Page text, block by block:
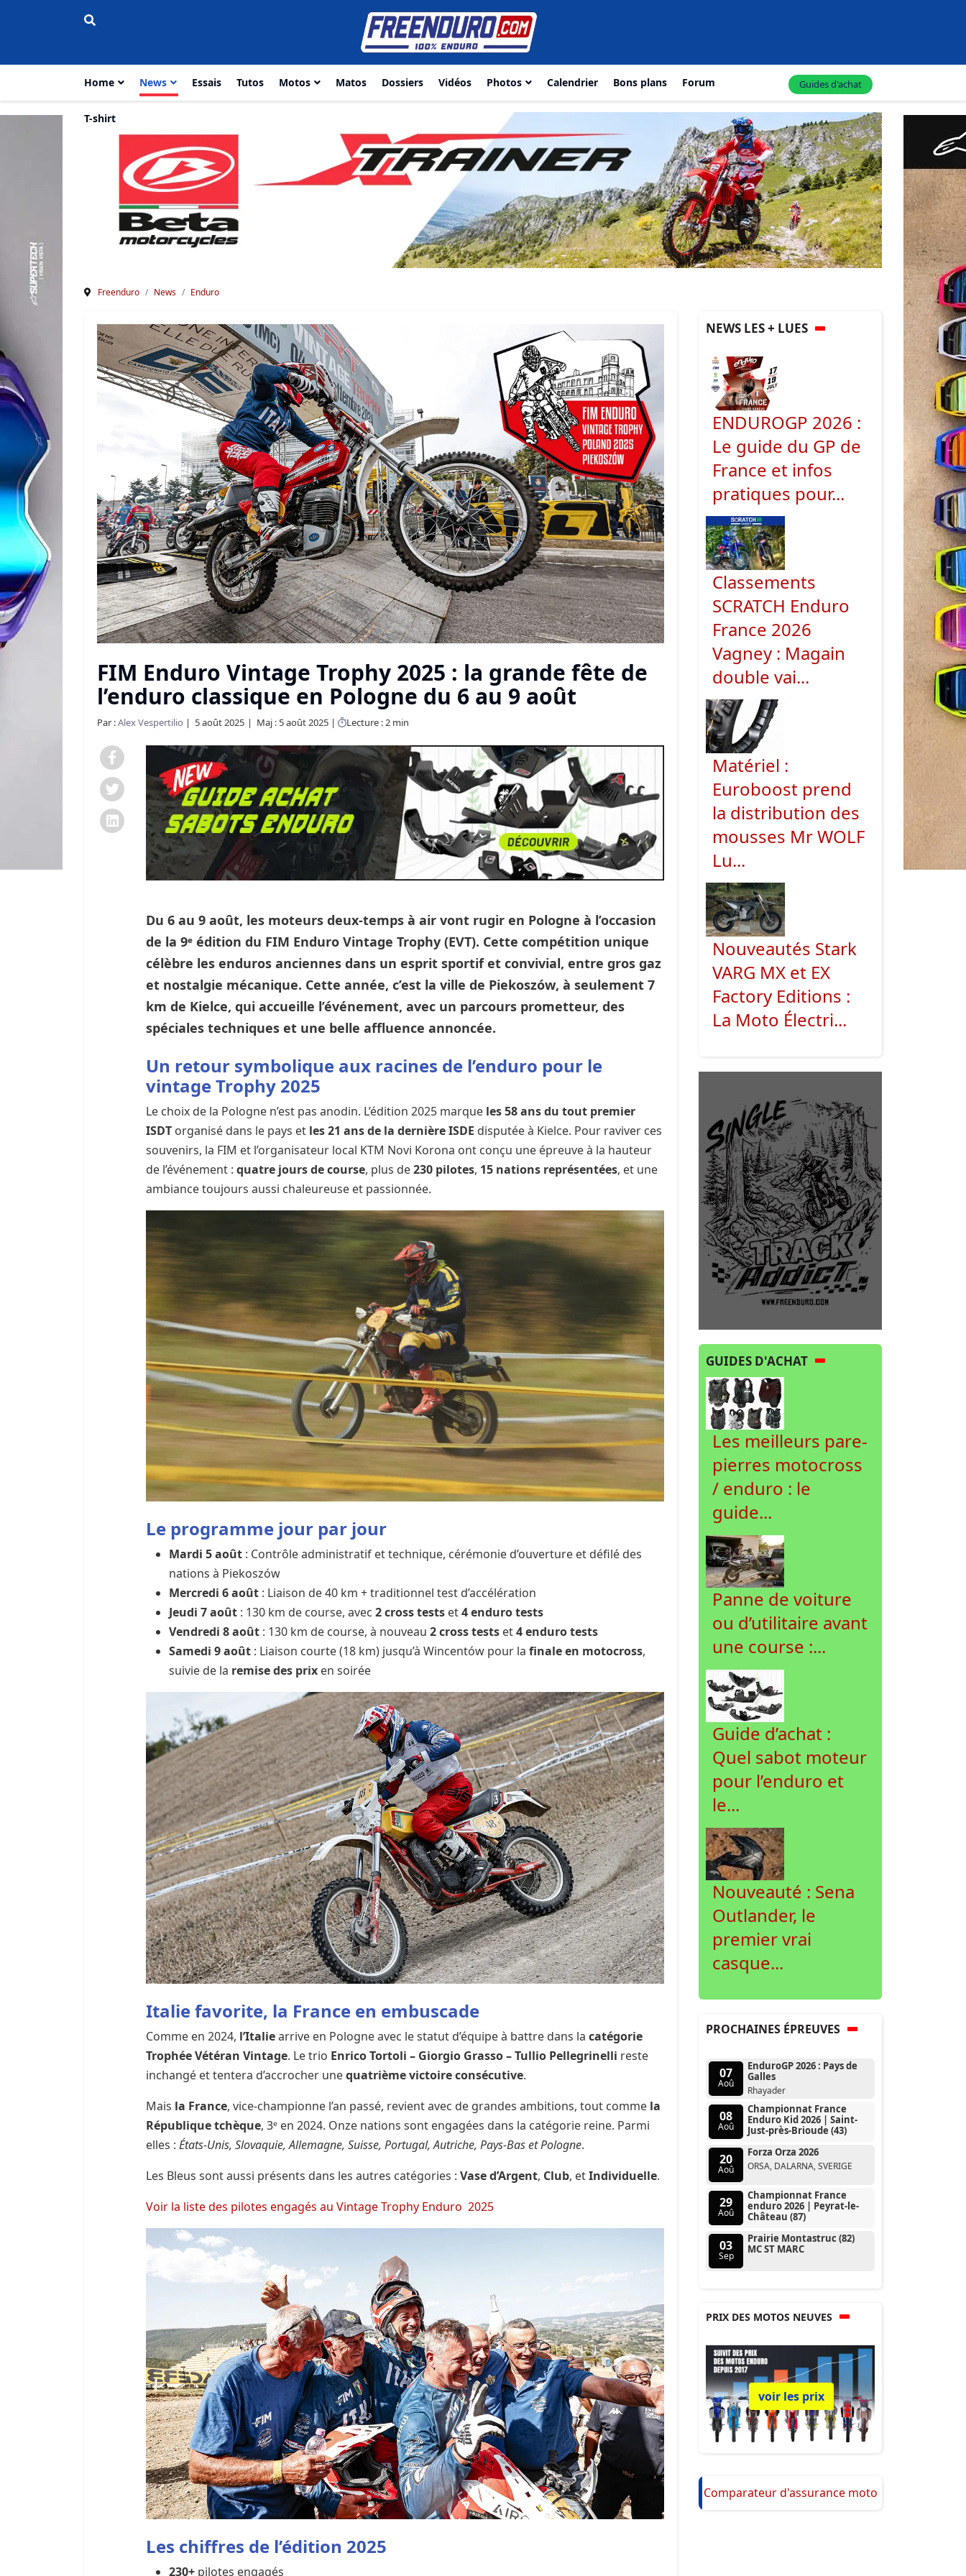
Home News Essais Tutos Motos Matos Dossiers Vidéos Photos Calendrier Bons plans Forum
T-shirt
Guides d'achat
Freenduro News Enduro
FIM Enduro Vintage Trophy 2025 : la grande fête de
l’enduro classique en Pologne du 6 au 9 août
Par :Alex Vespertilio 5 août 2025 Maj : 5 août 2025 Lecture : 2 min
Du 6 au 9 août, les moteurs deux-temps à air vont rugir en Pologne à l’occasion
de la 9ᵉ édition du FIM Enduro Vintage Trophy (EVT). Cette compétition unique
célèbre les enduros anciennes dans un esprit sportif et convivial, entre gros gaz
et nostalgie mécanique. Cette année, c’est la ville de Piekoszów, à seulement 7
km de Kielce, qui accueille l’événement, avec un parcours prometteur, des
spéciales techniques et une belle affluence annoncée.
Un retour symbolique aux racines de l’enduro pour le
vintage Trophy 2025
Le choix de la Pologne n’est pas anodin. L’édition 2025 marque les 58 ans du tout premier
ISDT organisé dans le pays et les 21 ans de la dernière ISDE disputée à Kielce. Pour raviver ces
souvenirs, la FIM et l’organisateur local KTM Novi Korona ont conçu une épreuve à la hauteur
de l’événement :quatre jours de course, plus de230 pilotes, 15 nations représentées, et une
ambiance toujours aussi chaleureuse et passionnée.
Le programme jour par jour
Mardi 5 août : Contrôle administratif et technique, cérémonie d’ouverture et défilé des
nations à Piekoszów
Mercredi 6 août : Liaison de 40 km + traditionnel test d’accélération
Jeudi 7 août : 130 km de course, avec2 cross tests et4 enduro tests
Vendredi 8 août : 130 km de course, à nouveau2 cross tests et4 enduro tests
Samedi 9 août : Liaison courte (18 km) jusqu’à Wincentów pour lafinale en motocross,
suivie de la remise des prix en soirée
Italie favorite, la France en embuscade
Comme en 2024, l’Italiearrive en Pologne avec le statut d’équipe à battre dans lacatégorie
Trophée Vétéran Vintage. Le trio Enrico Tortoli – Giorgio Grasso – Tullio Pellegrinelli reste
inchangé et tentera d’accrocher unequatrième victoire consécutive.
Mais la France, vice-championne l’an passé, revient avec de grandes ambitions, tout comme la
République tchèque, 3ᵉ en 2024. Onze nations sont engagées dans la catégorie reine. Parmi
elles :États-Unis, Slovaquie, Allemagne, Suisse, Portugal, Autriche, Pays-Bas et Pologne.
Les Bleus sont aussi présents dans les autres catégories :Vase d’Argent, Club, etIndividuelle.
Voir la liste des pilotes engagés au Vintage Trophy Enduro 2025
Les chiffres de l’édition 2025
230+ pilotes engagés
NEWS LES + LUES
ENDUROGP 2026 :
Le guide du GP de
France et infos
pratiques pour...
Classements
SCRATCH Enduro
France 2026
Vagney : Magain
double vai...
Matériel :
Euroboost prend
la distribution des
mousses Mr WOLF
Lu...
Nouveautés Stark
VARG MX et EX
Factory Editions :
La Moto Électri...
GUIDES D'ACHAT
Les meilleurs pare-
pierres motocross
/ enduro : le
guide...
Panne de voiture
ou d’utilitaire avant
une course :...
Guide d’achat :
Quel sabot moteur
pour l’enduro et
le...
Nouveauté : Sena
Outlander, le
premier vrai
casque...
PROCHAINES ÉPREUVES
07
Aoû
EnduroGP 2026 : Pays de
Galles
Rhayader
08
Aoû
Championnat France
Enduro Kid 2026 | Saint-
Just-près-Brioude (43)
20
Aoû
Forza Orza 2026
ORSA, DALARNA, SVERIGE
29
Aoû
Championnat France
enduro 2026 | Peyrat-le-
Château (87)
03
Sep
Prairie Montastruc (82)
MC ST MARC
PRIX DES MOTOS NEUVES
voir les prix
Comparateur d'assurance moto